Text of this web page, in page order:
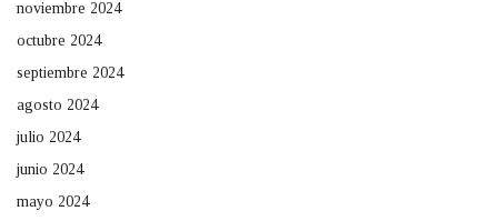
noviembre 2024
octubre 2024
septiembre 2024
agosto 2024
julio 2024
junio 2024
mayo 2024